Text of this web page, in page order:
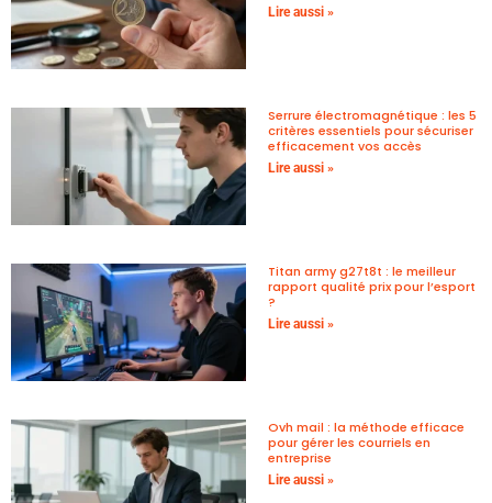
Lire aussi »
Serrure électromagnétique : les 5
critères essentiels pour sécuriser
efficacement vos accès
Lire aussi »
Titan army g27t8t : le meilleur
rapport qualité prix pour l’esport
?
Lire aussi »
Ovh mail : la méthode efficace
pour gérer les courriels en
entreprise
Lire aussi »